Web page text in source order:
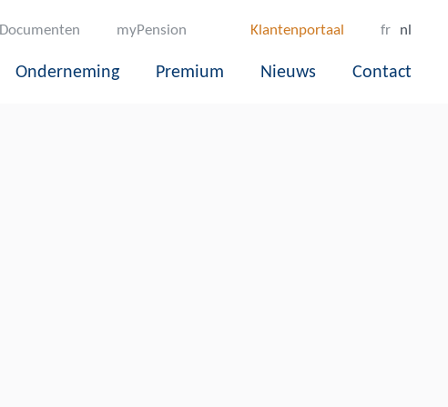
Documenten myPension Klantenportaal fr nl
Onderneming Premium Nieuws Contact